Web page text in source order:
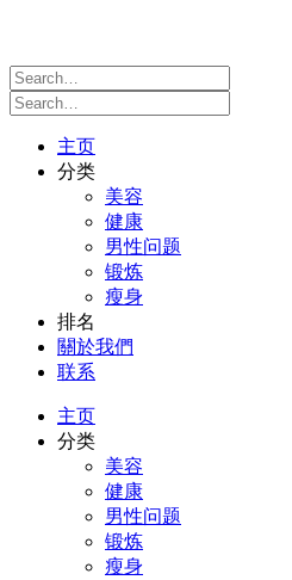
主页
分类
美容
健康
男性问题
锻炼
瘦身
排名
關於我們
联系
主页
分类
美容
健康
男性问题
锻炼
瘦身